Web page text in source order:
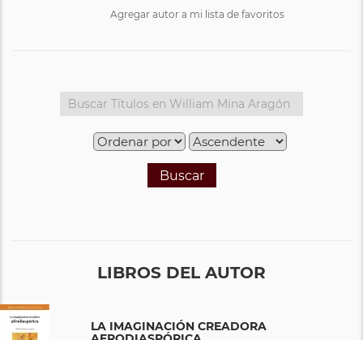
Agregar autor a mi lista de favoritos
Buscar
LIBROS DEL AUTOR
LA IMAGINACIÓN CREADORA